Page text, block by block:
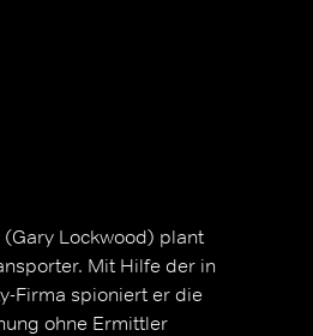
Lockwood) plant
Mit Hilfe der in
Firma spioniert er die
ohne Ermittler